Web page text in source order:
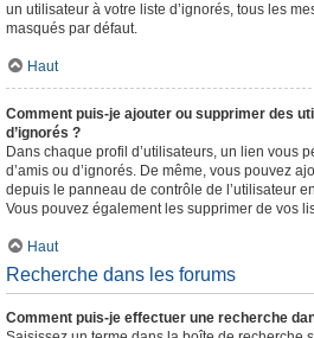
un utilisateur à votre liste d’ignorés, tous les
masqués par défaut.
Haut
Comment puis-je ajouter ou supprimer des
d’ignorés ?
Dans chaque profil d’utilisateurs, un lien vous
d’amis ou d’ignorés. De même, vous pouvez
depuis le panneau de contrôle de l’utilisateur
Vous pouvez également les supprimer de vos
Haut
Recherche dans les forums
Comment puis-je effectuer une recherche